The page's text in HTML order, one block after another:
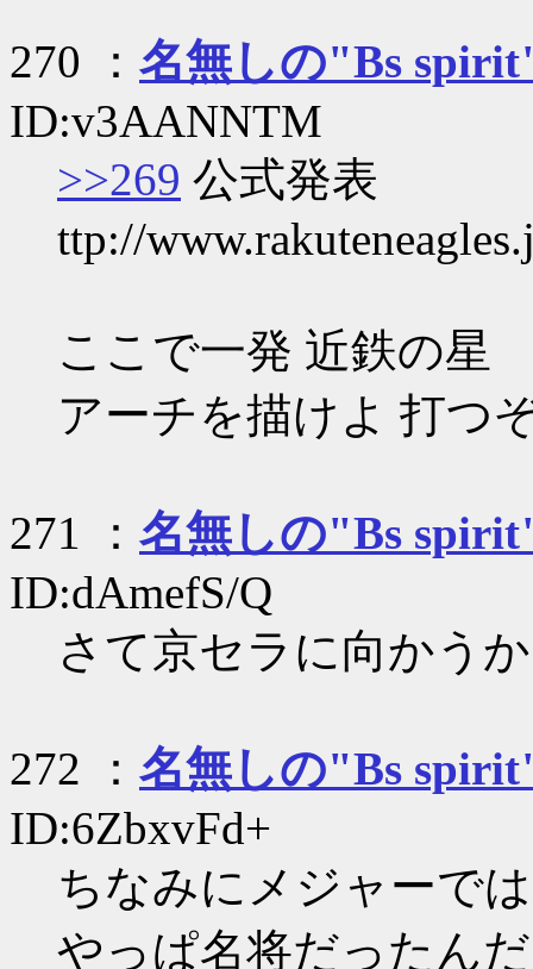
270 ： 名無しの"Bs
ID:v3AANNTM
>>269 公式発表
ttp://
ここで一発 近鉄の星
アーチを描けよ 打つ
271 ： 名無しの"Bs
ID:dAmefS/Q
さて京セラに向かうか
272 ： 名無しの"Bs
ID:6ZbxvFd+
ちなみにメジャーで
やっぱ名将だったん